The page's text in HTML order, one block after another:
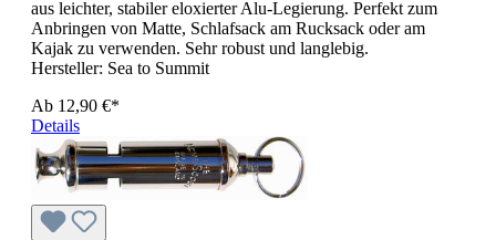
aus leichter, stabiler eloxierter Alu-Legierung. Perfekt zum
Anbringen von Matte, Schlafsack am Rucksack oder am
Kajak zu verwenden. Sehr robust und langlebig.
Hersteller: Sea to Summit
Ab 12,90 €*
Details